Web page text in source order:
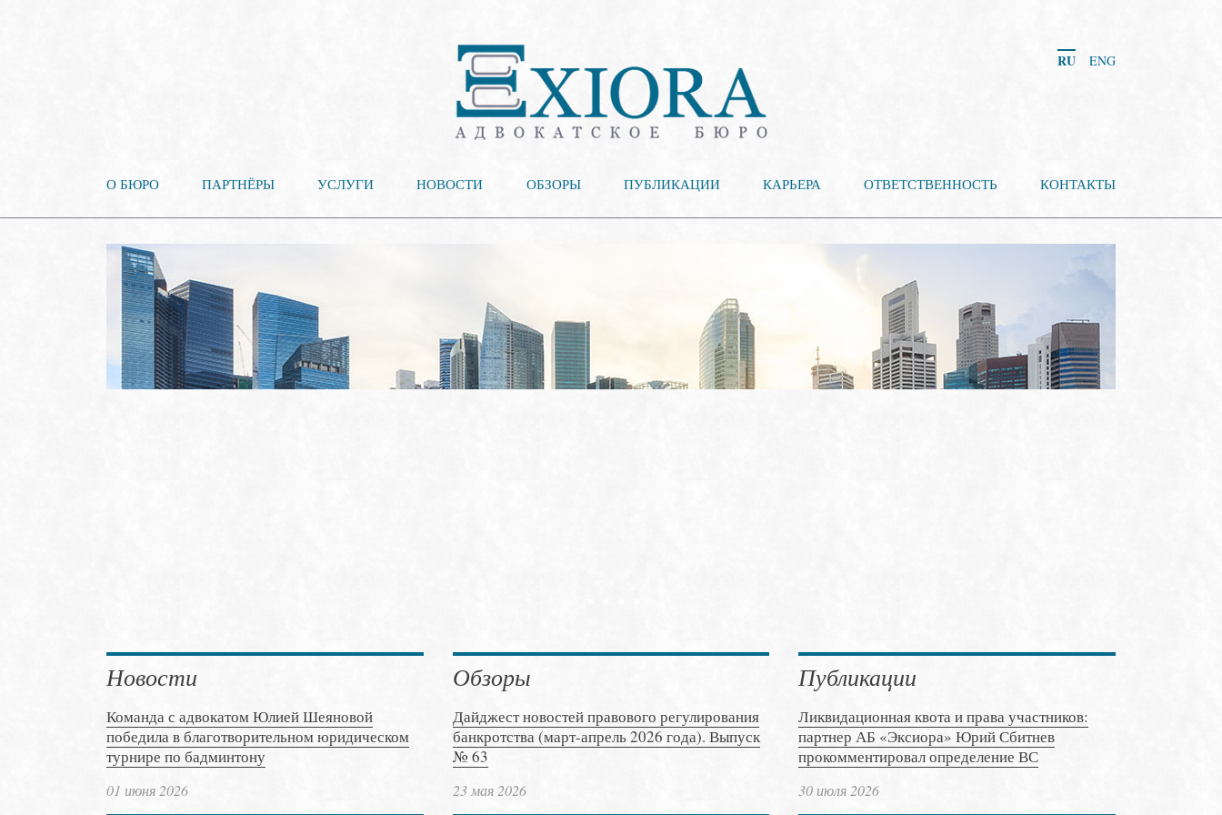
RU ENG
О БЮРО ПАРТНЁРЫ УСЛУГИ НОВОСТИ ОБЗОРЫ ПУБЛИКАЦИИ КАРЬЕРА ОТВЕТСТВЕННОСТЬ КОНТАКТЫ
Новости
Команда с адвокатом Юлией Шеяновой
победила в благотворительном юридическом
турнире по бадминтону
01 июня 2026
Обзоры
Дайджест новостей правового регулирования
банкротства (март-апрель 2026 года). Выпуск
№ 63
23 мая 2026
Публикации
Ликвидационная квота и права участников:
партнер АБ «Эксиора» Юрий Сбитнев
прокомментировал определение ВС
30 июля 2026